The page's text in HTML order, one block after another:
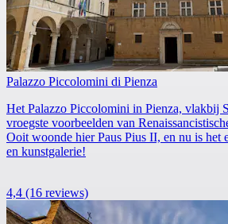
Palazzo Piccolomini di Pienza
Het Palazzo Piccolomini in Pienza, vlakbij
vroegste voorbeelden van
Ooit woonde hier Paus Pius II, en nu is het
en kunstgalerie!
4,4 (16 reviews)